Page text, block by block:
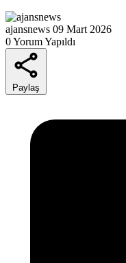
ajansnews 09 Mart 2026
0 Yorum Yapıldı
Paylaş